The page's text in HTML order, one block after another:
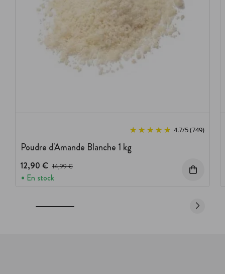
4.7/5(749)
Poudre d'Amande Blanche 1 kg
12,90 € Prix avant réduction :
14,99 €
En stock